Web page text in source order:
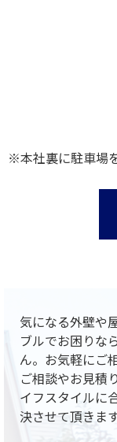
※本社裏に駐車場
気になる外壁や
ブルでお困りな
ん。お気軽にご
ご相談やお見積
イフスタイルに
決させて頂きます